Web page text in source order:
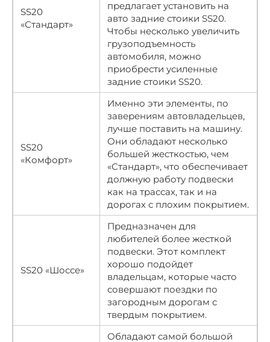
SS20
«Стандарт»
предлагает установить на
авто задние стоики SS20.
Чтобы несколько увеличить
грузоподъемность
автомобиля, можно
приобрести усиленные
задние стоики SS20.
SS20
«Комфорт»
Именно эти элементы, по
заверениям автовладельцев,
лучше поставить на машину.
Они обладают несколько
большей жесткостью, чем
«Стандарт», что обеспечивает
должную работу подвески
как на трассах, так и на
дорогах с плохим покрытием.
SS20 «Шоссе»
Предназначен для
любителей более жесткой
подвески. Этот комплект
хорошо подойдет
владельцам, которые часто
совершают поездки по
загородным дорогам с
твердым покрытием.
Обладают самой большой